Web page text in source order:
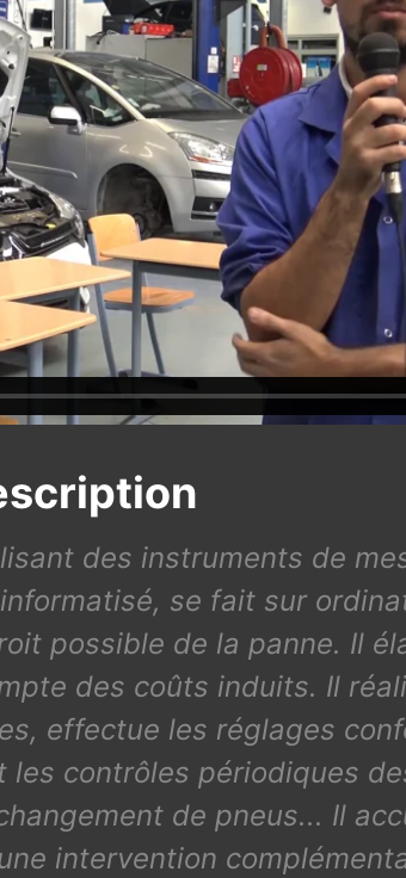
des instruments de
se fait sur
possible de la panne. Il
des coûts induits. Il
effectue les réglages
contrôles périodiques
de pneus... Il
intervention